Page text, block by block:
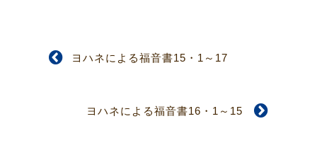
ヨハネによる福音書15・1～17
ヨハネによる福音書16・1～15